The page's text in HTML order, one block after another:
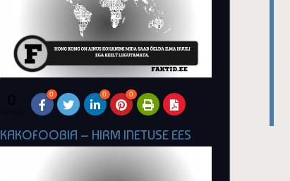
0 0 0 0
KAKOFOOBIA – HIRM INETUSE EES